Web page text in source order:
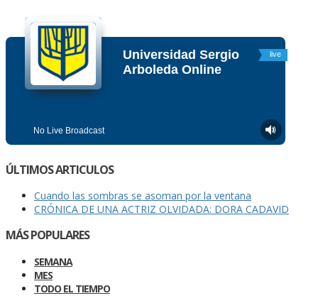
ÚLTIMOS ARTICULOS
Cuando las sombras se asoman por la ventana
CRÓNICA DE UNA ACTRIZ OLVIDADA: DORA CADAVID
MÁS POPULARES
SEMANA
MES
TODO EL TIEMPO